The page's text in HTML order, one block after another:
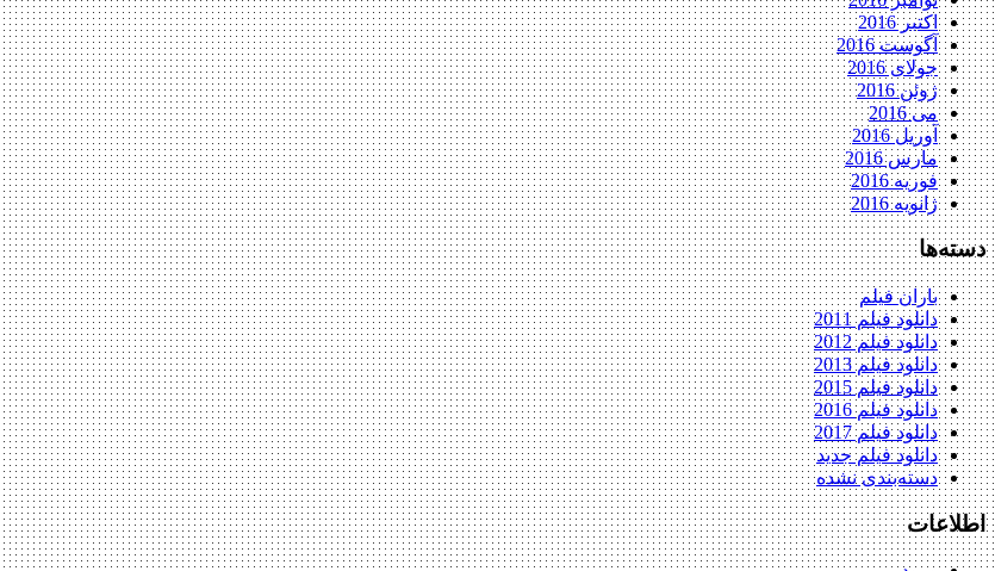
اکتبر 2016
آگوست 2016
جولای 2016
ژوئن 2016
می 2016
آوریل 2016
مارس 2016
فوریه 2016
ژانویه 2016
دسته‌ها
باران فیلم
دانلود فیلم 2011
دانلود فیلم 2012
دانلود فیلم 2013
دانلود فیلم 2015
دانلود فیلم 2016
دانلود فیلم 2017
دانلود فیلم جدید
دسته‌بندی نشده
اطلاعات